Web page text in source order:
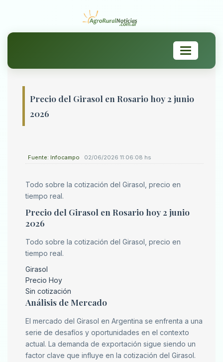
Toggle
navigation
Precio del Girasol en Rosario hoy 2 junio
2026
Fuente: Infocampo 02/06/2026 11:06:08 hs
Todo sobre la cotización del Girasol, precio en
tiempo real.
Precio del Girasol en Rosario hoy 2 junio
2026
Todo sobre la cotización del Girasol, precio en
tiempo real.
Girasol
Precio Hoy
Sin cotización
Análisis de Mercado
El mercado del Girasol en Argentina se enfrenta a una
serie de desafíos y oportunidades en el contexto
actual. La demanda de exportación sigue siendo un
factor clave que influye en la cotización del Girasol.